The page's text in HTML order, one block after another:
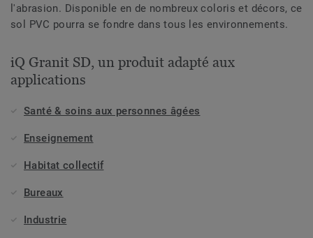
l'abrasion. Disponible en de nombreux coloris et décors, ce
sol PVC pourra se fondre dans tous les environnements.
iQ Granit SD, un produit adapté aux
applications
Santé & soins aux personnes âgées
Enseignement
Habitat collectif
Bureaux
Industrie